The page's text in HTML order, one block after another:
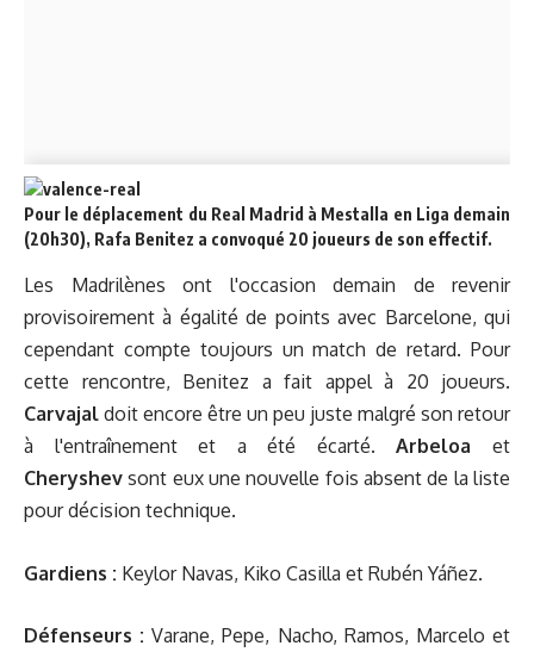
Pour le déplacement du Real Madrid à Mestalla en Liga demain
(20h30), Rafa Benitez a convoqué 20 joueurs de son effectif.
Les Madrilènes ont l'occasion demain de revenir
provisoirement à égalité de points avec Barcelone, qui
cependant compte toujours un match de retard. Pour
cette rencontre, Benitez a fait appel à 20 joueurs.
Carvajal doit encore être un peu juste malgré son retour
à l'entraînement et a été écarté.Arbeloa et
Cheryshev sont eux une nouvelle fois absent de la liste
pour décision technique.
Gardiens : Keylor Navas, Kiko Casilla et Rubén Yáñez.
Défenseurs : Varane, Pepe, Nacho, Ramos, Marcelo et